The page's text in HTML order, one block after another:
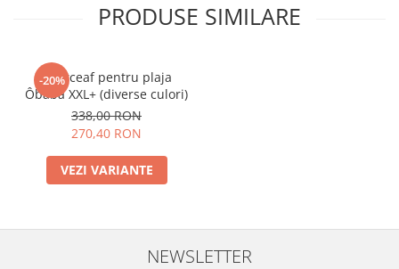
PRODUSE SIMILARE
-20%
Cearceaf pentru plaja
Ôbaba XXL+ (diverse culori)
338,00 RON
270,40 RON
VEZI VARIANTE
NEWSLETTER